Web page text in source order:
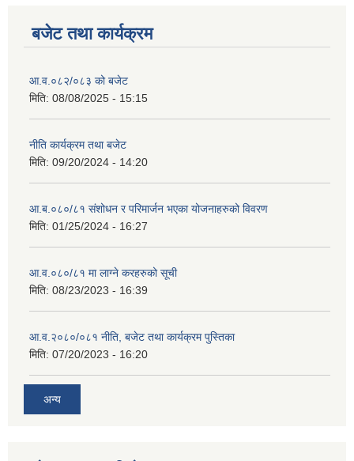
बजेट तथा कार्यक्रम
आ.व.०८२/०८३ को बजेट
मिति: 08/08/2025 - 15:15
नीति कार्यक्रम तथा बजेट
मिति: 09/20/2024 - 14:20
आ.ब.०८०/८१ संशोधन र परिमार्जन भएका योजनाहरुको विवरण
मिति: 01/25/2024 - 16:27
आ.व.०८०/८१ मा लाग्ने करहरुको सूची
मिति: 08/23/2023 - 16:39
आ.व.२०८०/०८१ नीति, बजेट तथा कार्यक्रम पुस्तिका
मिति: 07/20/2023 - 16:20
अन्य